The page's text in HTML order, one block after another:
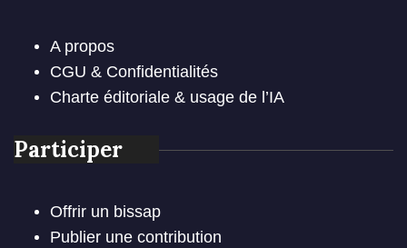
A propos
CGU & Confidentialités
Charte éditoriale & usage de l’IA
Participer
Offrir un bissap
Publier une contribution